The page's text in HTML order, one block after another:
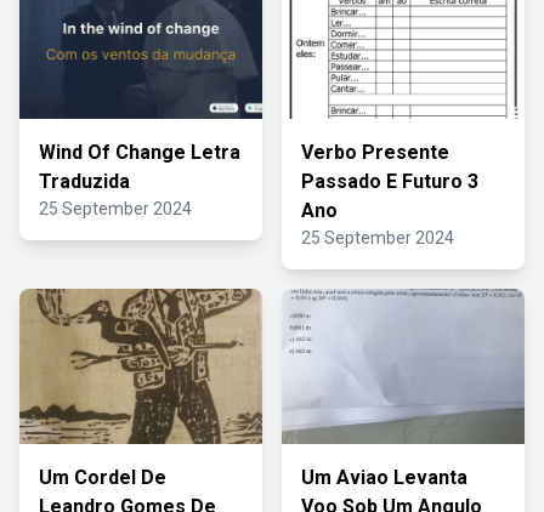
Wind Of Change Letra
Traduzida
25 September 2024
Verbo Presente
Passado E Futuro 3
Ano
25 September 2024
Um Cordel De
Leandro Gomes De
Um Aviao Levanta
Voo Sob Um Angulo